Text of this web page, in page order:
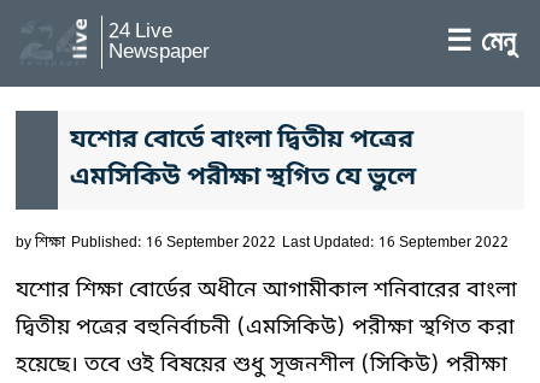
24 Live
Newspaper ☰ মেনু
যশোর বোর্ডে বাংলা দ্বিতীয় পত্রের
এমসিকিউ পরীক্ষা স্থগিত যে ভুলে
byশিক্ষা Published: 16 September 2022 Last Updated: 16 September 2022
যশোর শিক্ষা বোর্ডের অধীনে আগামীকাল শনিবারের বাংলা
দ্বিতীয় পত্রের বহুনির্বাচনী (এমসিকিউ) পরীক্ষা স্থগিত করা
হয়েছে। তবে ওই বিষয়ের শুধু সৃজনশীল (সিকিউ) পরীক্ষা